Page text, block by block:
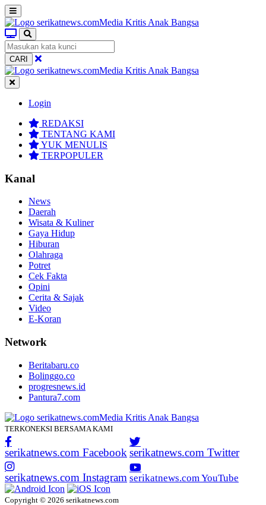
CARI
Login
REDAKSI
TENTANG KAMI
YUK MENULIS
TERPOPULER
Kanal
News
Daerah
Wisata & Kuliner
Gaya Hidup
Hiburan
Olahraga
Potret
Cek Fakta
Opini
Cerita & Sajak
Video
E-Koran
Network
Beritabaru.co
Bolinggo.co
progresnews.id
Pantura7.com
TERKONEKSI BERSAMA KAMI
serikatnews.com Facebook serikatnews.com Twitter
serikatnews.com Instagram serikatnews.com YouTube
Copyright © 2026 serikatnews.com